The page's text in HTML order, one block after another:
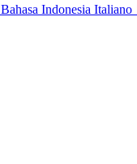
Bahasa Indonesia Italiano